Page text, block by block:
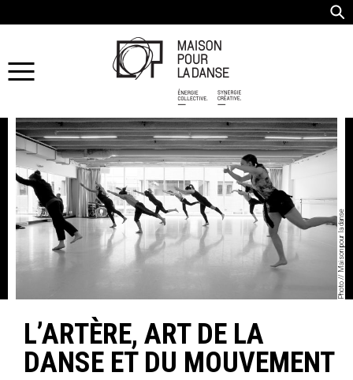
Photo // Maison pour la danse
L’ARTÈRE, ART DE LA
DANSE ET DU MOUVEMENT